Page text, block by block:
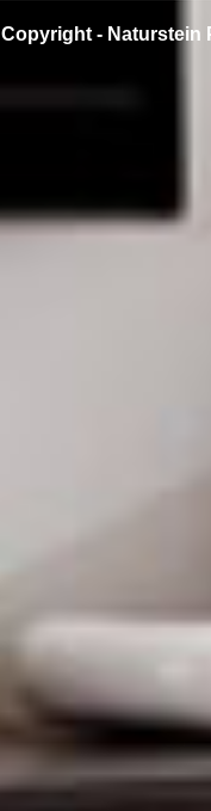
Copyright - Naturstein